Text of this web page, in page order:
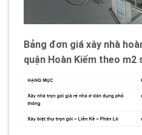
Bảng đơn giá xây nhà
quận Hoàn Kiếm theo m2